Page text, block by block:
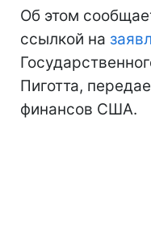
Об этом
ссылкой на
Пиготта,
финансов США.